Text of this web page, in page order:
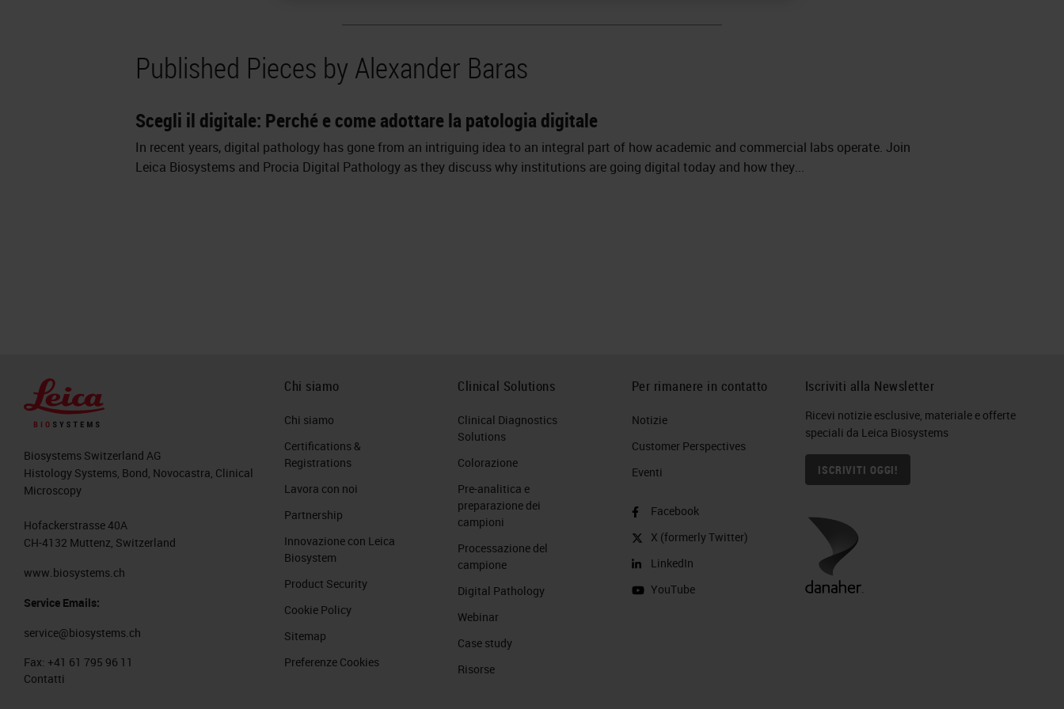
Published Pieces by Alexander Baras
Scegli il digitale: Perché e come adottare la patologia digitale
In recent years, digital pathology has gone from an intriguing idea to an integral part of how academic and commercial labs operate. Join
Leica Biosystems and Procia Digital Pathology as they discuss why institutions are going digital today and how they...
Biosystems Switzerland AG
Histology Systems, Bond, Novocastra, Clinical
Microscopy
Hofackerstrasse 40A
CH-4132 Muttenz, Switzerland
www.biosystems.ch
Service Emails:
service@biosystems.ch
Fax: +41 61 795 96 11
Contatti
Chi siamo
Chi siamo
Certifications &
Registrations
Lavora con noi
Partnership
Innovazione con Leica
Biosystem
Product Security
Cookie Policy
Sitemap
Preferenze Cookies
Clinical Solutions
Clinical Diagnostics
Solutions
Colorazione
Pre-analitica e
preparazione dei
campioni
Processazione del
campione
Digital Pathology
Webinar
Case study
Risorse
Per rimanere in contatto
Notizie
Customer Perspectives​
Eventi
Facebook
X (formerly Twitter)
LinkedIn
YouTube
Iscriviti alla Newsletter
Ricevi notizie esclusive, materiale e offerte
speciali da Leica Biosystems
ISCRIVITI OGGI!